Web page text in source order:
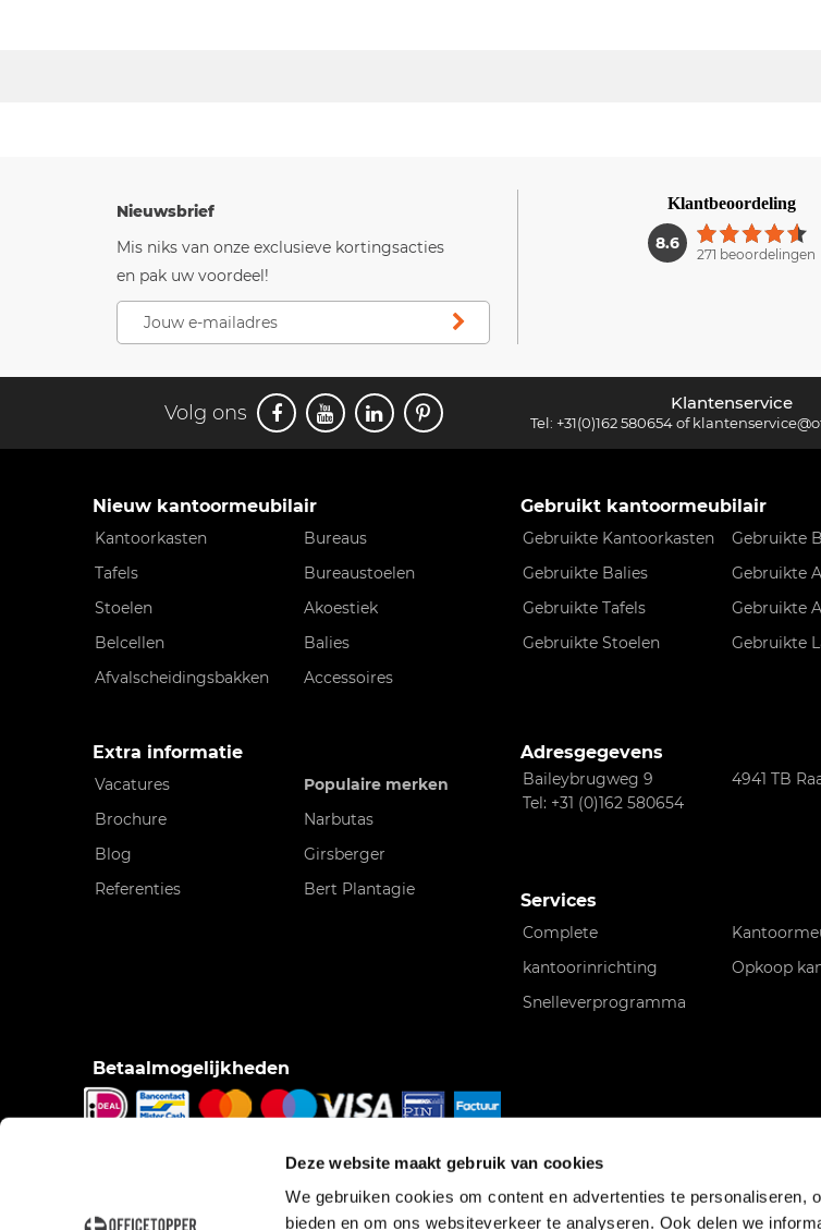
Deze website maakt gebruik van cookies
We gebruiken cookies om content en advertenties te personaliseren,
bieden en om ons websiteverkeer te analyseren. Ook delen we
Nieuwsbrief
Mis niks van onze exclusieve kortingsacties
en pak uw voordeel!
Klantbeoordeling
8.6 1
271 beoordelingen
Volg ons Klantenservice
Tel: +31(0)162 580654of
Nieuw kantoormeubilair
Kantoorkasten
Bureaus
Tafels
Bureaustoelen
Stoelen
Akoestiek
Belcellen
Balies
Afvalscheidingsbakken
Accessoires
Extra informatie
Vacatures
Populaire merken
Brochure
Narbutas
Blog
Girsberger
Referenties
Bert Plantagie
Betaalmogelijkheden
pinnen bij bezorging, Factuur.
Gebruikt kantoormeubilair
Gebruikte Kantoorkasten
Gebruikte
Gebruikte Balies
Gebruikte
Gebruikte Tafels
Gebruikte
Gebruikte Stoelen
Gebruikte
Adresgegevens
Baileybrugweg 9
4941 TB
Tel: +31 (0)162 580654
Services
Complete
kantoorinrichting
Opkoop
Snelleverprogramma